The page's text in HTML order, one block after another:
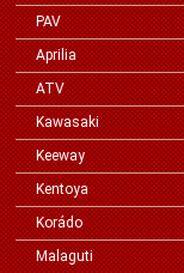
PAV
Aprilia
ATV
Kawasaki
Keeway
Kentoya
Korádo
Malaguti